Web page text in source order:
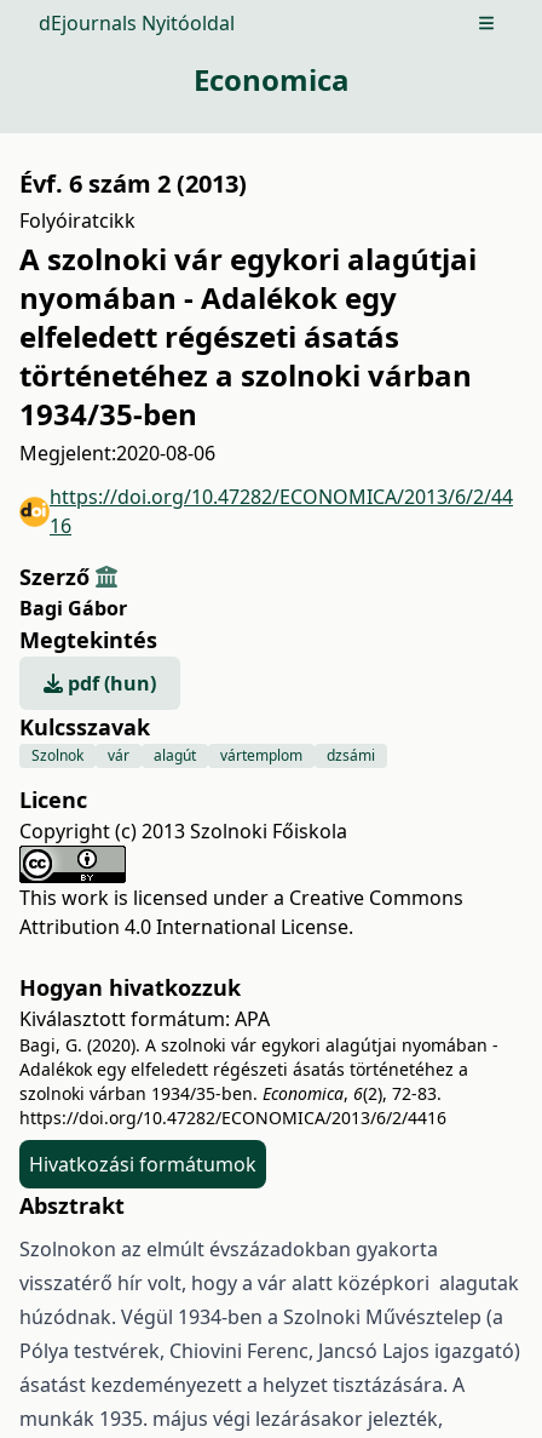
dEjournals Nyitóoldal Open
Economica
Évf. 6 szám 2 (2013)
Folyóiratcikk
A szolnoki vár egykori alagútjai
nyomában - Adalékok egy
elfeledett régészeti ásatás
történetéhez a szolnoki várban
1934/35-ben
Megjelent:2020-08-06
https://doi.org/10.47282/ECONOMICA/2013/6/2/44
16
Szerző
Bagi Gábor
Megtekintés
pdf (hun)
Kulcsszavak
Szolnok vár alagút vártemplom dzsámi
Licenc
Copyright (c) 2013 Szolnoki Főiskola
This work is licensed under a Creative Commons
Attribution 4.0 International License.
Hogyan hivatkozzuk
Kiválasztott formátum: APA
Bagi, G. (2020). A szolnoki vár egykori alagútjai nyomában -
Adalékok egy elfeledett régészeti ásatás történetéhez a
szolnoki várban 1934/35-ben. Economica, 6(2), 72-83.
https://doi.org/10.47282/ECONOMICA/2013/6/2/4416
Hivatkozási formátumok
Absztrakt
Szolnokon az elmúlt évszázadokban gyakorta
visszatérő hír volt, hogy a vár alatt középkori alagutak
húzódnak. Végül 1934-ben a Szolnoki Művésztelep (a
Pólya testvérek, Chiovini Ferenc, Jancsó Lajos igazgató)
ásatást kezdeményezett a helyzet tisztázására. A
munkák 1935. május végi lezárásakor jelezték,